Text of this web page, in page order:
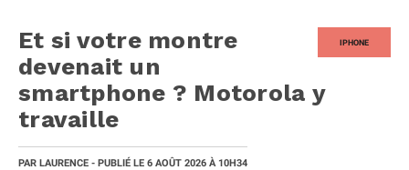
IPHONE
Et si votre montre
devenait un
smartphone ? Motorola y
travaille
PAR LAURENCE - PUBLIÉ LE 6 AOÛT 2026 À 10H34